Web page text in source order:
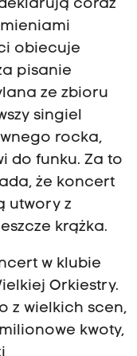
coraz
obiecuje
pisanie
ze zbioru
singiel
rocka,
do funku. Za to
że koncert
utwory z
krążka.
w klubie
Orkiestry.
z wielkich scen,
kwoty,